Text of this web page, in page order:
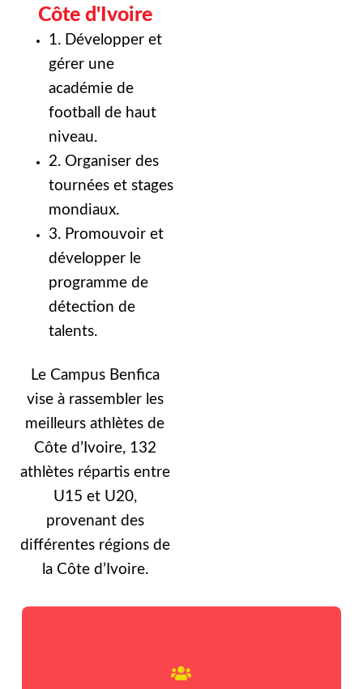
Côte d'Ivoire
1. Développer et
gérer une
académie de
football de haut
niveau.
2. Organiser des
tournées et stages
mondiaux.
3. Promouvoir et
développer le
programme de
détection de
talents.
Le Campus Benfica
vise à rassembler les
meilleurs athlètes de
Côte d’Ivoire, 132
athlètes répartis entre
U15 et U20,
provenant des
différentes régions de
la Côte d’Ivoire.